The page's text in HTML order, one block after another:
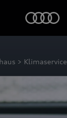
> Klimaservice